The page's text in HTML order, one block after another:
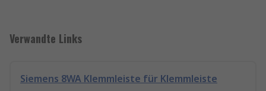
Verwandte Links
Siemens 8WA Klemmleiste für Klemmleiste